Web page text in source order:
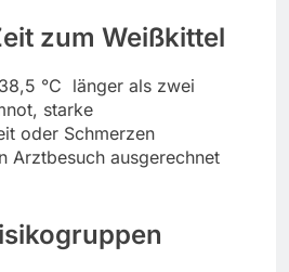
zum Weißkittel
°C länger als zwei
starke
oder Schmerzen
Arztbesuch ausgerechnet